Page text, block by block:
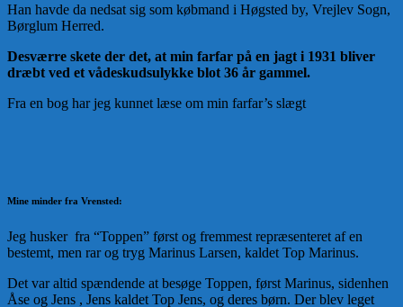
Han havde da nedsat sig som købmand i Høgsted by, Vrejlev Sogn,
Børglum Herred.
Desværre skete der det, at min farfar på en jagt i 1931 bliver
dræbt ved et vådeskudsulykke blot 36 år gammel.
Fra en bog har jeg kunnet læse om min farfar’s slægt
Mine minder fra Vrensted:
Jeg husker fra “Toppen” først og fremmest repræsenteret af en
bestemt, men rar og tryg Marinus Larsen, kaldet Top Marinus.
Det var altid spændende at besøge Toppen, først Marinus, sidenhen
Åse og Jens , Jens kaldet Top Jens, og deres børn. Der blev leget